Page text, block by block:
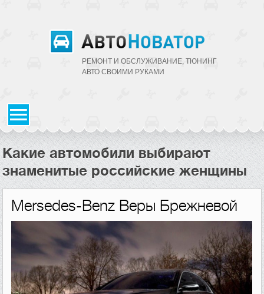
РЕМОНТ И ОБСЛУЖИВАНИЕ, ТЮНИНГ
АВТО CВОИМИ РУКАМИ
Какие автомобили выбирают
знаменитые российские женщины
Mersedes-Benz Веры Брежневой